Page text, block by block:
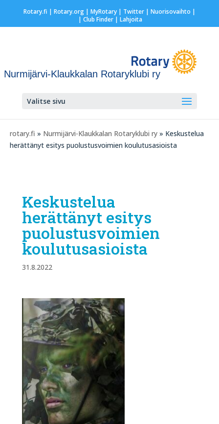
Rotary.fi | Rotary.org| MyRotary| Twitter| Nuorisovaihto |
| Club Finder| Lahjoita
Nurmijärvi-Klaukkalan Rotaryklubi ry
Valitse sivu
rotary.fi » Nurmijärvi-Klaukkalan Rotaryklubi ry » Keskustelua
herättänyt esitys puolustusvoimien koulutusasioista
Keskustelua
herättänyt esitys
puolustusvoimien
koulutusasioista
31.8.2022